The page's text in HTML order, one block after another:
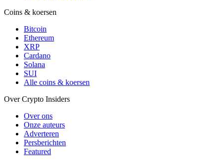
Coins & koersen
Bitcoin
Ethereum
XRP
Cardano
Solana
SUI
Alle coins & koersen
Over Crypto Insiders
Over ons
Onze auteurs
Adverteren
Persberichten
Featured